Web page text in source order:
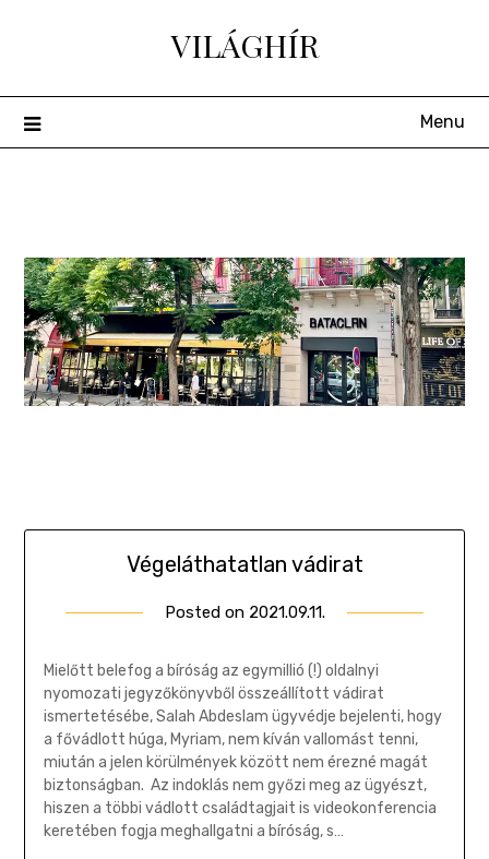
VILÁGHÍR
Menu
Végeláthatatlan vádirat
Posted on 2021.09.11.by
Géza
Mielőtt belefog a bíróság az egymillió (!) oldalnyi
nyomozati jegyzőkönyvből összeállított vádirat
ismertetésébe, Salah Abdeslam ügyvédje bejelenti, hogy
a fővádlott húga, Myriam, nem kíván vallomást tenni,
miután a jelen körülmények között nem érezné magát
biztonságban. Az indoklás nem győzi meg az ügyészt,
hiszen a többi vádlott családtagjait is videokonferencia
keretében fogja meghallgatni a bíróság, s…